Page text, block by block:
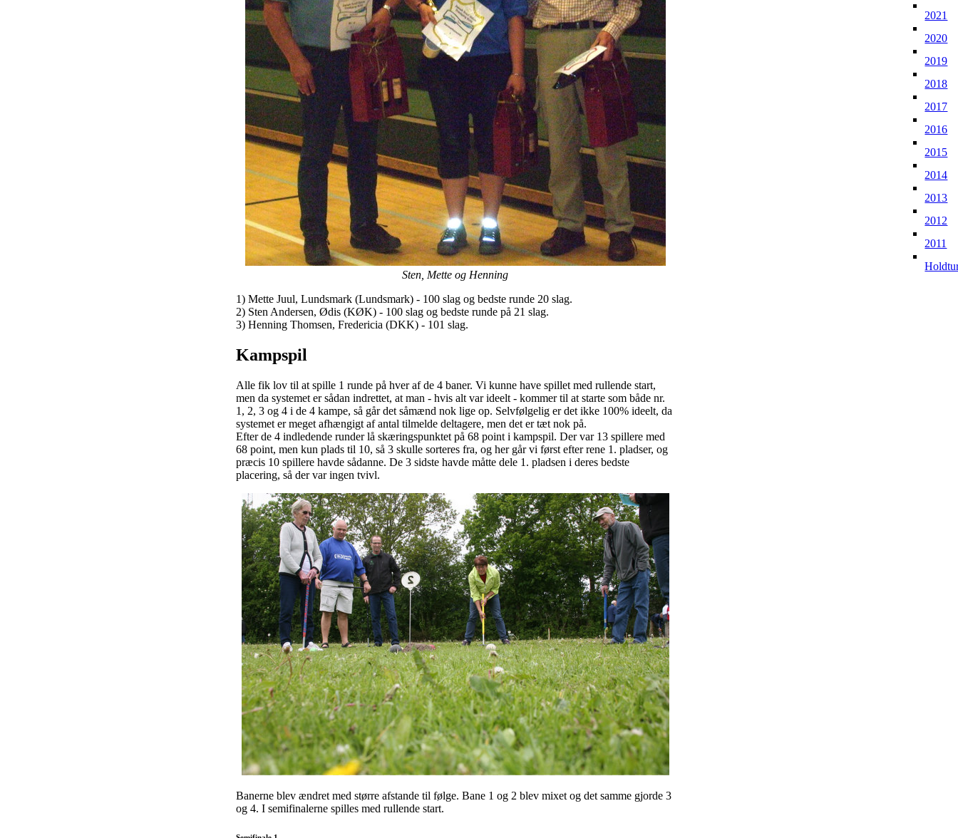
Sten, Mette og Henning
1) Mette Juul, Lundsmark (Lundsmark) - 100 slag og bedste runde 20 slag.
2) Sten Andersen, Ødis (KØK) - 100 slag og bedste runde på 21 slag.
3) Henning Thomsen, Fredericia (DKK) - 101 slag.
Kampspil
Alle fik lov til at spille 1 runde på hver af de 4 baner. Vi kunne have spillet med rullende start,
men da systemet er sådan indrettet, at man - hvis alt var ideelt - kommer til at starte som både nr.
1, 2, 3 og 4 i de 4 kampe, så går det såmænd nok lige op. Selvfølgelig er det ikke 100% ideelt, da
systemet er meget afhængigt af antal tilmelde deltagere, men det er tæt nok på.
Efter de 4 indledende runder lå skæringspunktet på 68 point i kampspil. Der var 13 spillere med
68 point, men kun plads til 10, så 3 skulle sorteres fra, og her går vi først efter rene 1. pladser, og
præcis 10 spillere havde sådanne. De 3 sidste havde måtte dele 1. pladsen i deres bedste
placering, så der var ingen tvivl.
Banerne blev ændret med større afstande til følge. Bane 1 og 2 blev mixet og det samme gjorde 3
og 4. I semifinalerne spilles med rullende start.
2021
2020
2019
2018
2017
2016
2015
2014
2013
2012
2011